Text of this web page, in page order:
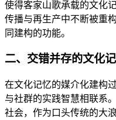
使得客家山歌承载的文化
传播与再生产中不断被重
同建构的功能。
二、交错并存的文化
在文化记忆的媒介化建构
与社群的实践智慧相联系
社会，作为口头传统的大